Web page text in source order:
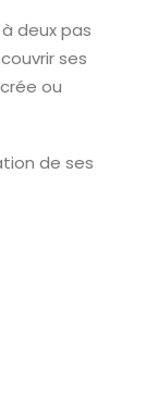
deux pas
ses
ou
de ses